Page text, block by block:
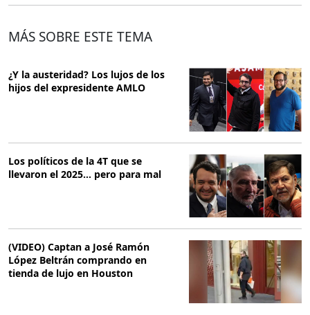
MÁS SOBRE ESTE TEMA
¿Y la austeridad? Los lujos de los
hijos del expresidente AMLO
Los políticos de la 4T que se
llevaron el 2025… pero para mal
(VIDEO) Captan a José Ramón
López Beltrán comprando en
tienda de lujo en Houston